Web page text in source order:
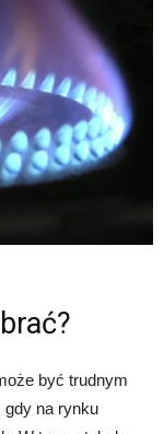
być trudnym
gdy na rynku